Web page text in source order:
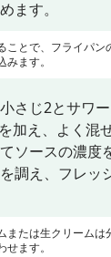
ます。
ことで、フライパン
ます。
さじ2とサワ
加え、よく混
ソースの濃度
調え、フレッ
または生クリームは
せます。